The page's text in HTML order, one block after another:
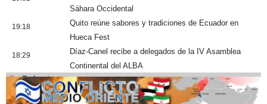
Sáhara Occidental
19:18
Quito reúne sabores y tradiciones de Ecuador en
Hueca Fest
18:29
Díaz-Canel recibe a delegados de la IV Asamblea
Continental del ALBA
Cobertura